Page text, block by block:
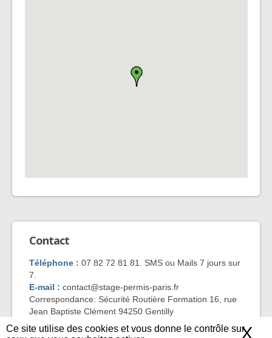
Ce site utilise des cookies et vous donne le contrôle surX
Contact
Téléphone : 07 82 72 81 81. SMS ou Mails 7 jours sur
7.
E-mail : contact@stage-permis-paris.fr
Correspondance: Sécurité Routière Formation 16, rue
Jean Baptiste Clément 94250 Gentilly
SRF © 2014 | Mentions légales |Politique de confidentialité|